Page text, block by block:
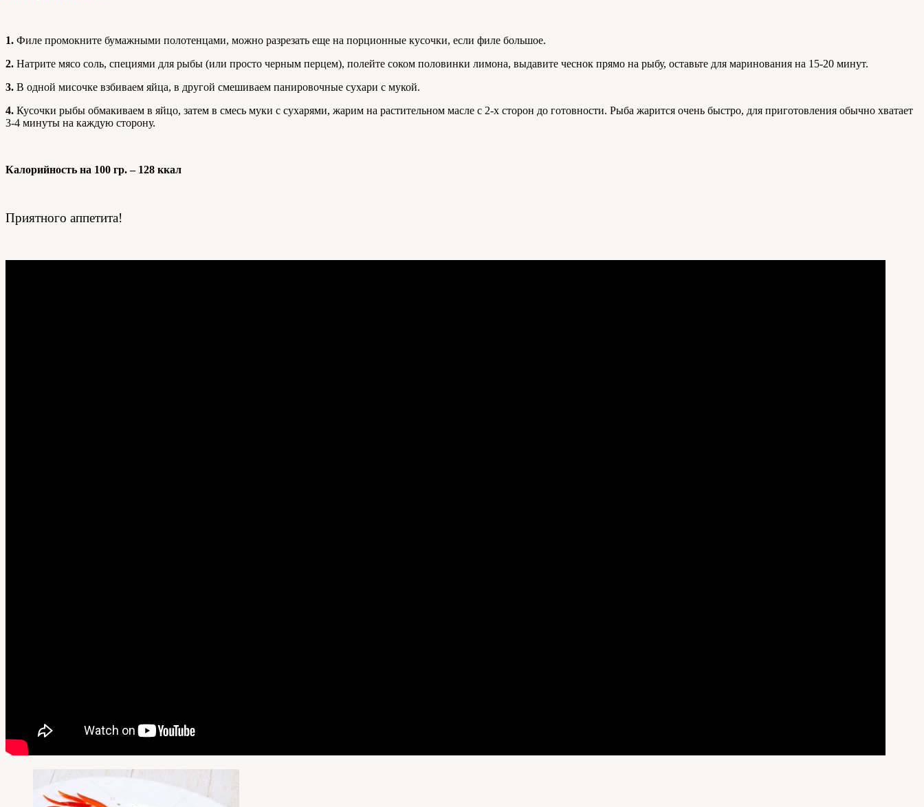
1. Филе промокните бумажными полотенцами, можно разрезать еще на порционные кусочки, если филе большое.
2. Натрите мясо соль, специями для рыбы (или просто черным перцем), полейте соком половинки лимона, выдавите чеснок прямо на рыбу, оставьте для маринования на 15-20 минут.
3. В одной мисочке взбиваем яйца, в другой смешиваем панировочные сухари с мукой.
4. Кусочки рыбы обмакиваем в яйцо, затем в смесь муки с сухарями, жарим на растительном масле с 2-х сторон до готовности. Рыба жарится очень быстро, для приготовления обычно хватает
3-4 минуты на каждую сторону.
Калорийность на 100 гр. – 128 ккал
Приятного аппетита!